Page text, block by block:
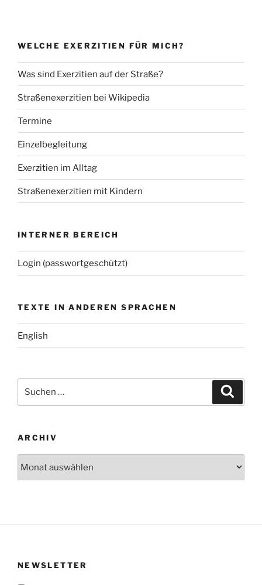
WELCHE EXERZITIEN FÜR MICH?
Was sind Exerzitien auf der Straße?
Straßenexerzitien bei Wikipedia
Termine
Einzelbegleitung
Exerzitien im Alltag
Straßenexerzitien mit Kindern
INTERNER BEREICH
Login (passwortgeschützt)
TEXTE IN ANDEREN SPRACHEN
English
nach:
ARCHIV
NEWSLETTER